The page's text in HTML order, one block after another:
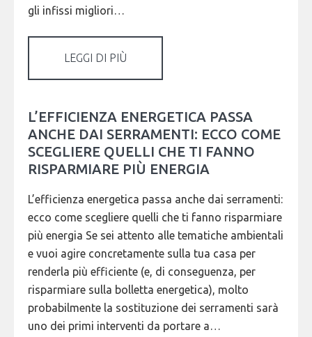
gli infissi migliori…
LEGGI DI PIÙ
L’EFFICIENZA ENERGETICA PASSA
ANCHE DAI SERRAMENTI: ECCO COME
SCEGLIERE QUELLI CHE TI FANNO
RISPARMIARE PIÙ ENERGIA
L’efficienza energetica passa anche dai serramenti:
ecco come scegliere quelli che ti fanno risparmiare
più energia Se sei attento alle tematiche ambientali
e vuoi agire concretamente sulla tua casa per
renderla più efficiente (e, di conseguenza, per
risparmiare sulla bolletta energetica), molto
probabilmente la sostituzione dei serramenti sarà
uno dei primi interventi da portare a…